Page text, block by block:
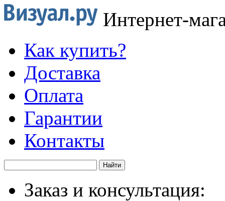
Интернет-
Как купить?
Доставка
Оплата
Гарантии
Контакты
Заказ и консультация: